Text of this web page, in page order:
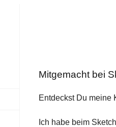
grösseres
Mitgemacht bei
Entdeckst Du meine
Ich habe beim